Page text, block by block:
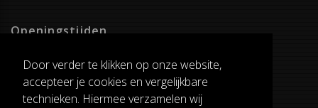
Door verder te klikken op onze website,
accepteer je cookies en vergelijkbare
technieken. Hiermee verzamelen wij
Openingstijden
Dinsdag T/M Zaterdag
van 8:00-17:00
Verzenddagen